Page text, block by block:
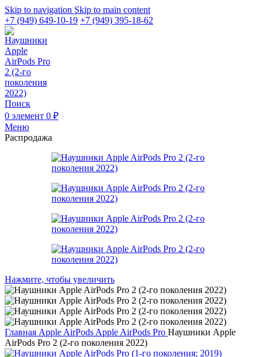
Skip to navigation Skip to main content
+7 (949) 649-10-19 +7 (949) 395-18-62
Поиск
0 элемент 0 ₽
Меню
Распродажа
Нажмите, чтобы увеличить
Главная Apple AirPods Apple AirPods Pro Наушники Apple
AirPods Pro 2 (2-го поколения 2022)